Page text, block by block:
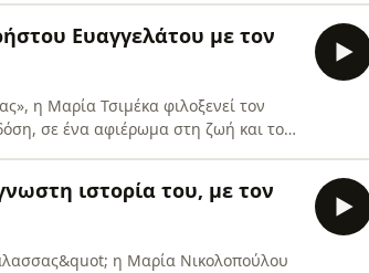
Ευαγγελάτου με τον
η Μαρία Τσιμέκα φιλοξενεί τον
σε ένα αφιέρωμα στη ζωή και το
ιστορία του, με τον
η Μαρία Νικολοπούλου